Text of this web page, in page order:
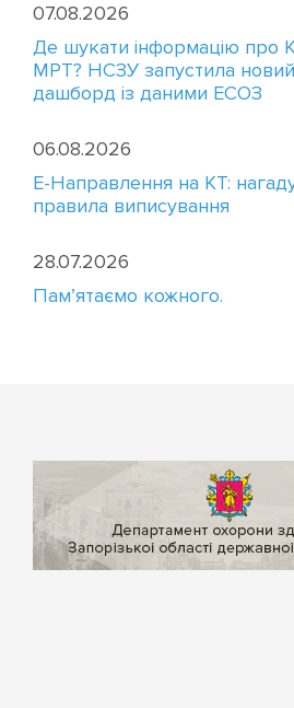
07.08.2026
Де шукати інформацію про
МРТ? НСЗУ запустила новий
дашборд із даними ЕСОЗ
06.08.2026
E-Направлення на КТ:
правила виписування
28.07.2026
Пам’ятаємо кожного.